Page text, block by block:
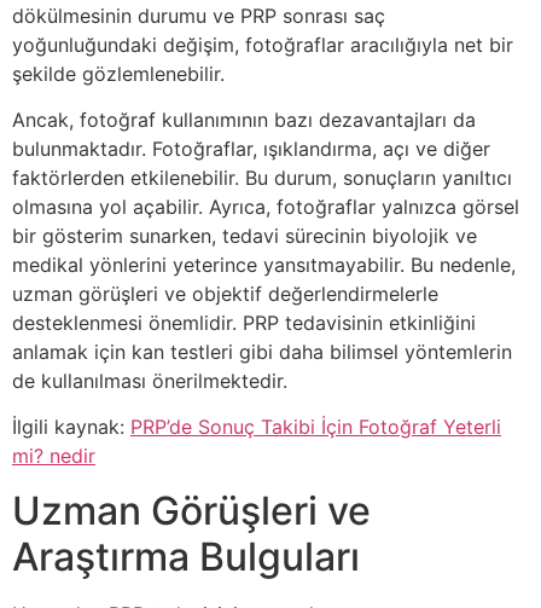
dökülmesinin durumu ve PRP sonrası saç
yoğunluğundaki değişim, fotoğraflar aracılığıyla net bir
şekilde gözlemlenebilir.
Ancak, fotoğraf kullanımının bazı dezavantajları da
bulunmaktadır. Fotoğraflar, ışıklandırma, açı ve diğer
faktörlerden etkilenebilir. Bu durum, sonuçların yanıltıcı
olmasına yol açabilir. Ayrıca, fotoğraflar yalnızca görsel
bir gösterim sunarken, tedavi sürecinin biyolojik ve
medikal yönlerini yeterince yansıtmayabilir. Bu nedenle,
uzman görüşleri ve objektif değerlendirmelerle
desteklenmesi önemlidir. PRP tedavisinin etkinliğini
anlamak için kan testleri gibi daha bilimsel yöntemlerin
de kullanılması önerilmektedir.
İlgili kaynak: PRP’de Sonuç Takibi İçin Fotoğraf Yeterli
mi? nedir
Uzman Görüşleri ve
Araştırma Bulguları